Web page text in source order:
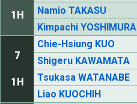
1H
Namio TAKASU
Kimpachi YOSHIMURA
7
1H
Chie-Hsiung KUO
Shigeru KAWAMATA
Tsukasa WATANABE
Liao KUOCHIH